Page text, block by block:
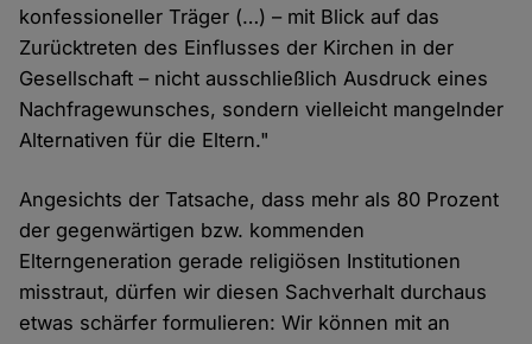
konfessioneller Träger (…) – mit Blick auf das
Zurücktreten des Einflusses der Kirchen in der
Gesellschaft – nicht ausschließlich Ausdruck eines
Nachfragewunsches, sondern vielleicht mangelnder
Alternativen für die Eltern."
Angesichts der Tatsache, dass mehr als 80 Prozent
der gegenwärtigen bzw. kommenden
Elterngeneration gerade religiösen Institutionen
misstraut, dürfen wir diesen Sachverhalt durchaus
etwas schärfer formulieren: Wir können mit an